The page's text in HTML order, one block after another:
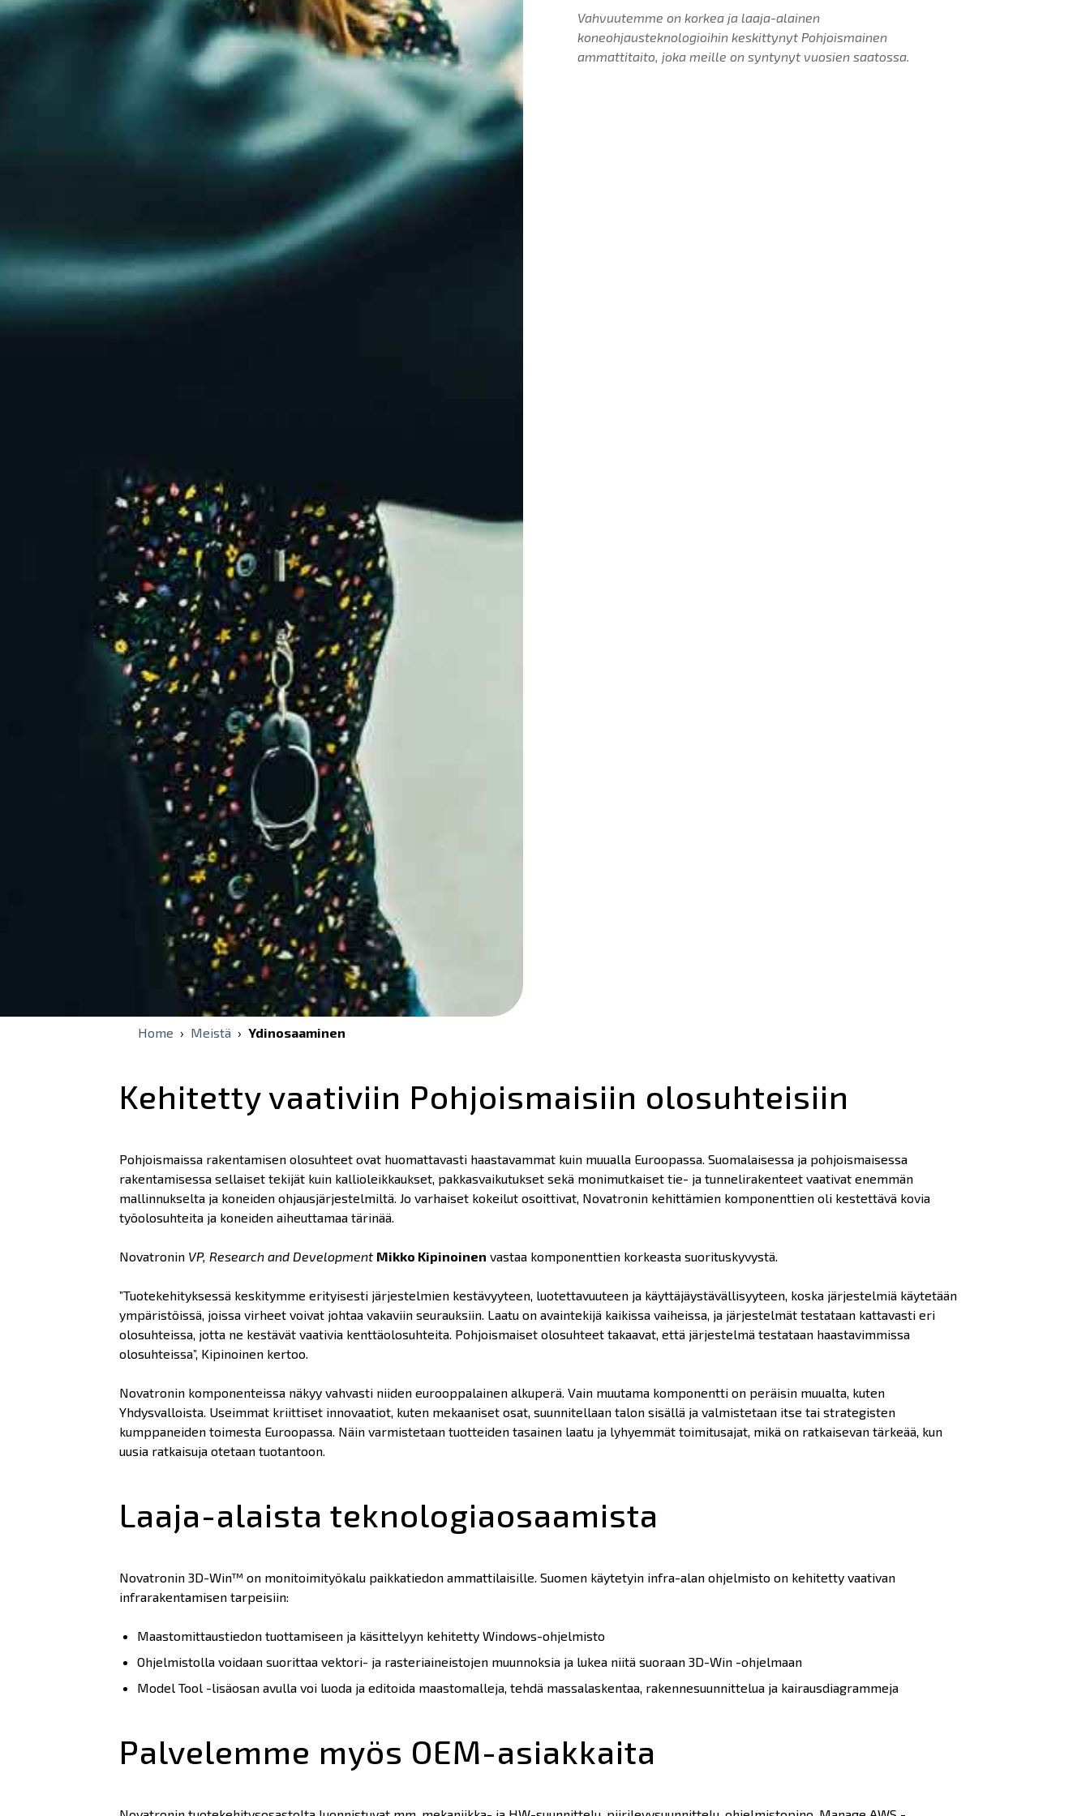
Vahvuutemme on korkea ja laaja-alainen
koneohjausteknologioihin keskittynyt Pohjoismainen
ammattitaito, joka meille on syntynyt vuosien saatossa.
Home › Meistä › Ydinosaaminen
Kehitetty vaativiin Pohjoismaisiin olosuhteisiin
Pohjoismaissa rakentamisen olosuhteet ovat huomattavasti haastavammat kuin muualla Euroopassa. Suomalaisessa ja pohjoismaisessa
rakentamisessa sellaiset tekijät kuin kallioleikkaukset, pakkasvaikutukset sekä monimutkaiset tie- ja tunnelirakenteet vaativat enemmän
mallinnukselta ja koneiden ohjausjärjestelmiltä. Jo varhaiset kokeilut osoittivat, Novatronin kehittämien komponenttien oli kestettävä kovia
työolosuhteita ja koneiden aiheuttamaa tärinää.
Novatronin VP, Research and Development Mikko Kipinoinen vastaa komponenttien korkeasta suorituskyvystä.
”Tuotekehityksessä keskitymme erityisesti järjestelmien kestävyyteen, luotettavuuteen ja käyttäjäystävällisyyteen, koska järjestelmiä käytetään
ympäristöissä, joissa virheet voivat johtaa vakaviin seurauksiin. Laatu on avaintekijä kaikissa vaiheissa, ja järjestelmät testataan kattavasti eri
olosuhteissa, jotta ne kestävät vaativia kenttäolosuhteita. Pohjoismaiset olosuhteet takaavat, että järjestelmä testataan haastavimmissa
olosuhteissa”, Kipinoinen kertoo.
Novatronin komponenteissa näkyy vahvasti niiden eurooppalainen alkuperä. Vain muutama komponentti on peräisin muualta, kuten
Yhdysvalloista. Useimmat kriittiset innovaatiot, kuten mekaaniset osat, suunnitellaan talon sisällä ja valmistetaan itse tai strategisten
kumppaneiden toimesta Euroopassa. Näin varmistetaan tuotteiden tasainen laatu ja lyhyemmät toimitusajat, mikä on ratkaisevan tärkeää, kun
uusia ratkaisuja otetaan tuotantoon.
Laaja-alaista teknologiaosaamista
Novatronin 3D-Win™ on monitoimityökalu paikkatiedon ammattilaisille. Suomen käytetyin infra-alan ohjelmisto on kehitetty vaativan
infrarakentamisen tarpeisiin:
Maastomittaustiedon tuottamiseen ja käsittelyyn kehitetty Windows-ohjelmisto
Ohjelmistolla voidaan suorittaa vektori- ja rasteriaineistojen muunnoksia ja lukea niitä suoraan 3D-Win -ohjelmaan
Model Tool -lisäosan avulla voi luoda ja editoida maastomalleja, tehdä massalaskentaa, rakennesuunnittelua ja kairausdiagrammeja
Palvelemme myös OEM-asiakkaita